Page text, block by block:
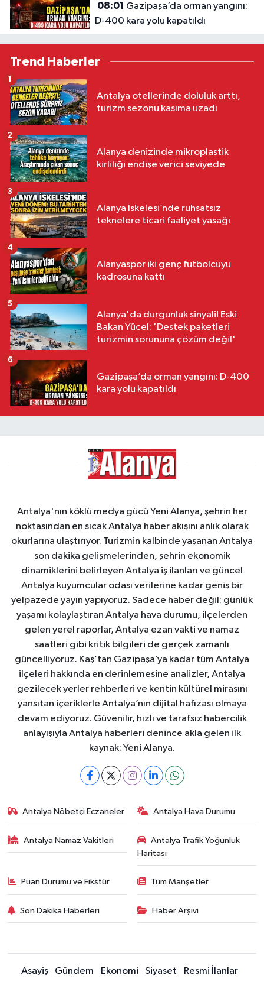
08:01
D-400 kara yolu kapatıldı
Trend Haberler
Antalya otellerinde doluluk arttı,
turizm sezonu kasıma uzadı
1
Alanya denizinde mikroplastik
kirliliği endişe verici seviyede
2
Alanya İskelesi’nde ruhsatsız
teknelere ticari faaliyet yasağı
3
Alanyaspor iki genç futbolcuyu
kadrosuna kattı
4
Alanya'da durgunluk sinyali! Eski
Bakan Yücel: 'Destek paketleri
turizmin sorununa çözüm değil'
5
Gazipaşa’da orman yangını: D-400
kara yolu kapatıldı
6
Antalya'nın köklü medya gücü Yeni Alanya, şehrin her
noktasından en sıcak Antalya haber akışını anlık olarak
okurlarına ulaştırıyor. Turizmin kalbinde yaşanan Antalya
son dakika gelişmelerinden, şehrin ekonomik
dinamiklerini belirleyen Antalya iş ilanları ve güncel
Antalya kuyumcular odası verilerine kadar geniş bir
yelpazede yayın yapıyoruz. Sadece haber değil; günlük
yaşamı kolaylaştıran Antalya hava durumu, ilçelerden
gelen yerel raporlar, Antalya ezan vakti ve namaz
saatleri gibi kritik bilgileri de gerçek zamanlı
güncelliyoruz. Kaş’tan Gazipaşa’ya kadar tüm Antalya
ilçeleri hakkında en derinlemesine analizler, Antalya
gezilecek yerler rehberleri ve kentin kültürel mirasını
yansıtan içeriklerle Antalya’nın dijital hafızası olmaya
devam ediyoruz. Güvenilir, hızlı ve tarafsız habercilik
anlayışıyla Antalya haberleri denince akla gelen ilk
kaynak: Yeni Alanya.
Antalya Nöbetçi Eczaneler Antalya Hava Durumu
Antalya Namaz Vakitleri
Antalya Trafik Yoğunluk
Haritası
Puan Durumu ve Fikstür Tüm Manşetler
Son Dakika Haberleri Haber Arşivi
Asayiş Gündem Ekonomi Siyaset
Resmi İlanlar